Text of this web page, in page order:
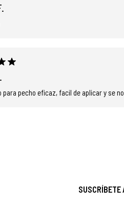
para pecho eficaz, facil de aplicar y se
SUSCRÍBETE